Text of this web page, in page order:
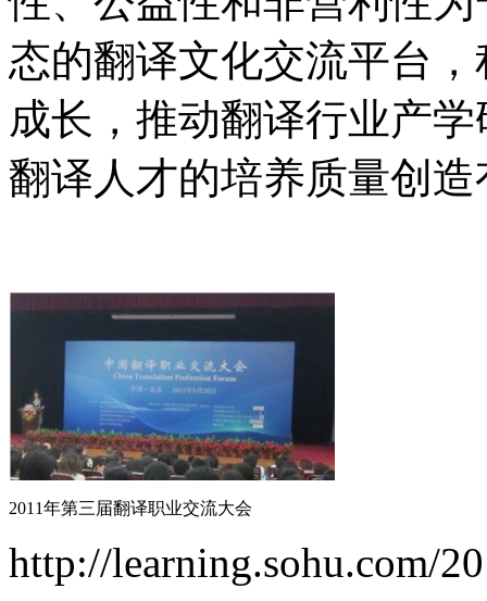
态的翻译文化交流平台
成长，推动翻译行业产
翻译人才的培养质量创
2011年第三届翻译职业交流大会
http://learning.sohu.com/